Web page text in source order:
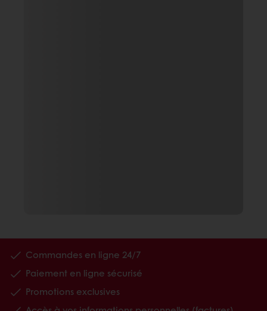
Commandes en ligne 24/7
Paiement en ligne sécurisé
Promotions exclusives